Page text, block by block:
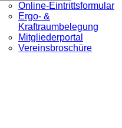
Online-Eintrittsformular
Ergo- &
Kraftraumbelegung
Mitgliederportal
Vereinsbroschüre